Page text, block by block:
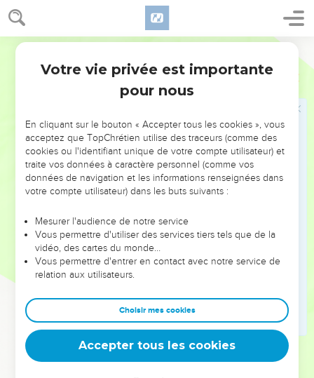
NE MANQUEZ PAS L’ÉVÉNEMENT
DE L’ANNÉE !
ET SI LEURS ERREURS POUVAIENT VOUS ÉVITER LES
VOTRES ?
leur foi ou leur vision. Mais on voit moins les doutes, les erreurs
et les saisons difficiles qu'ils ont traversés, alors même que ce
sont elles qui les ont façonnés.
Dans cette conférence, leaders, entrepreneurs, et responsables
clés pour avancer avec plus de sagesse afin que leurs erreurs
deviennent vos tremplins. Que vous guidiez un ministère, une
équipe, un groupe ou une famille, leur expérience est faite
Votre vie privée est importante
pour nous
En cliquant sur le bouton « Accepter tous les cookies », vous
acceptez que TopChrétien utilise des traceurs (comme des
cookies ou l'identifiant unique de votre compte utilisateur) et
traite vos données à caractère personnel (comme vos
données de navigation et les informations renseignées dans
votre compte utilisateur) dans les buts suivants :
Mesurer l'audience de notre service
Vous permettre d'utiliser des services tiers tels que de la
vidéo, des cartes du monde…
Vous permettre d'entrer en contact avec notre service de
relation aux utilisateurs.
Choisir mes cookies
Accepter tous les cookies